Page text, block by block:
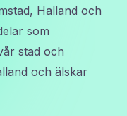
Halland och
som
stad och
och älskar